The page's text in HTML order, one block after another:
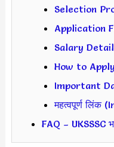
Selection
Application
Salary
How to
Important
महत्वपूर्ण लिंक
FAQ – UKSSSC